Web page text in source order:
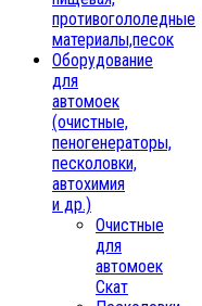
противогололедные
материалы,песок
Oборудование
для
автомоек
(очистные,
пеногенераторы,
песколовки,
автохимия
и др.)
Очистные
для
автомоек
Скат